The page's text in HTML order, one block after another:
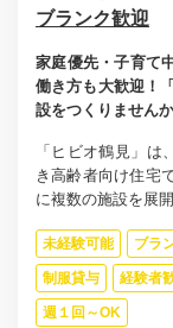
ブランク歓迎
家庭優先・子育て
働き方も大歓迎！
設をつくりません
「ヒビオ鶴見」
き高齢者向け住宅
に複数の施設を展
未経験可能 ブラ
制服貸与 経験者
週１回～OK